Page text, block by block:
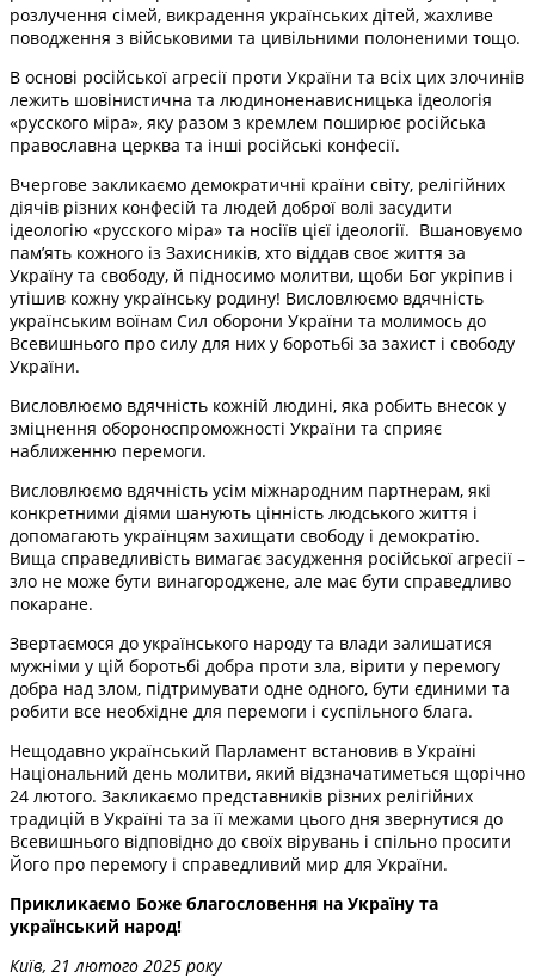
розлучення сімей, викрадення українських дітей, жахливе
поводження з військовими та цивільними полоненими тощо.
В основі російської агресії проти України та всіх цих злочинів
лежить шовінистична та людиноненависницька ідеологія
«русского міра», яку разом з кремлем поширює російська
православна церква та інші російські конфесії.
Вчергове закликаємо демократичні країни світу, релігійних
діячів різних конфесій та людей доброї волі засудити
ідеологію «русского міра» та носіїв цієї ідеології. Вшановуємо
пам’ять кожного із Захисників, хто віддав своє життя за
Україну та свободу, й підносимо молитви, щоби Бог укріпив і
утішив кожну українську родину! Висловлюємо вдячність
українським воїнам Сил оборони України та молимось до
Всевишнього про силу для них у боротьбі за захист і свободу
України.
Висловлюємо вдячність кожній людині, яка робить внесок у
зміцнення обороноспроможності України та сприяє
наближенню перемоги.
Висловлюємо вдячність усім міжнародним партнерам, які
конкретними діями шанують цінність людського життя і
допомагають українцям захищати свободу і демократію.
Вища справедливість вимагає засудження російської агресії –
зло не може бути винагороджене, але має бути справедливо
покаране.
Звертаємося до українського народу та влади залишатися
мужніми у цій боротьбі добра проти зла, вірити у перемогу
добра над злом, підтримувати одне одного, бути єдиними та
робити все необхідне для перемоги і суспільного блага.
Нещодавно український Парламент встановив в Україні
Національний день молитви, який відзначатиметься щорічно
24 лютого. Закликаємо представників різних релігійних
традицій в Україні та за її межами цього дня звернутися до
Всевишнього відповідно до своїх вірувань і спільно просити
Його про перемогу і справедливий мир для України.
Прикликаємо Боже благословення на Україну та
український народ!
Київ, 21 лютого 2025 року